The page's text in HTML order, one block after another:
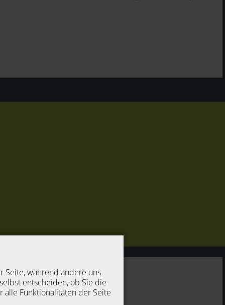
Seite, während andere uns
entscheiden, ob Sie die
alle Funktionalitäten der Seite